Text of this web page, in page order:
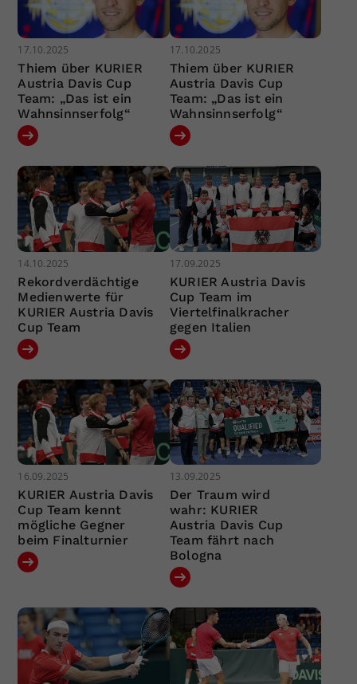
17.10.2025
Thiem über KURIER
Austria Davis Cup
Team: „Das ist ein
Wahnsinnserfolg“
17.10.2025
Thiem über KURIER
Austria Davis Cup
Team: „Das ist ein
Wahnsinnserfolg“
14.10.2025
Rekordverdächtige
Medienwerte für
KURIER Austria Davis
Cup Team
17.09.2025
KURIER Austria Davis
Cup Team im
Viertelfinalkracher
gegen Italien
16.09.2025
KURIER Austria Davis
Cup Team kennt
mögliche Gegner
beim Finalturnier
13.09.2025
Der Traum wird
wahr: KURIER
Austria Davis Cup
Team fährt nach
Bologna